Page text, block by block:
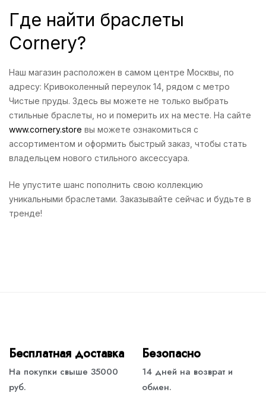
Где найти браслеты
Cornery?
Наш магазин расположен в самом центре Москвы, по
адресу: Кривоколенный переулок 14, рядом с метро
Чистые пруды. Здесь вы можете не только выбрать
стильные браслеты, но и померить их на месте. На сайте
www.cornery.store вы можете ознакомиться с
ассортиментом и оформить быстрый заказ, чтобы стать
владельцем нового стильного аксессуара.
Не упустите шанс пополнить свою коллекцию
уникальными браслетами. Заказывайте сейчас и будьте в
тренде!
Бесплатная доставка
На покупки свыше 35000
руб.
Безопасно
14 дней на возврат и
обмен.